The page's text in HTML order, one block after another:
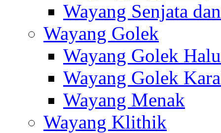
Wayang Senjata
Wayang Golek
Wayang Golek
Wayang Golek
Wayang Menak
Wayang Klithik